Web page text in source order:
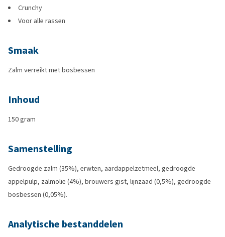
Crunchy
Voor alle rassen
Smaak
Zalm verreikt met bosbessen
Inhoud
150 gram
Samenstelling
Gedroogde zalm (35%), erwten, aardappelzetmeel, gedroogde
appelpulp, zalmolie (4%), brouwers gist, lijnzaad (0,5%), gedroogde
bosbessen (0,05%).
Analytische bestanddelen